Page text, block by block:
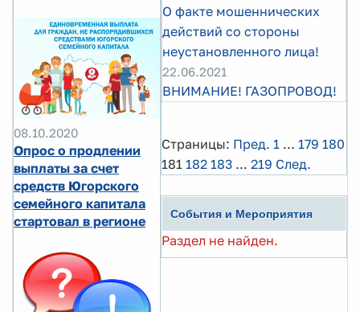
08.10.2020
Опрос о продлении
выплаты за счет
средств Югорского
семейного капитала
стартовал в регионе
О факте мошеннических
действий со стороны
неустановленного лица!
22.06.2021
ВНИМАНИЕ! ГАЗОПРОВОД!
Страницы: Пред. 1 ... 179 180
181 182 183 ... 219 След.
События и Мероприятия
Раздел не найден.